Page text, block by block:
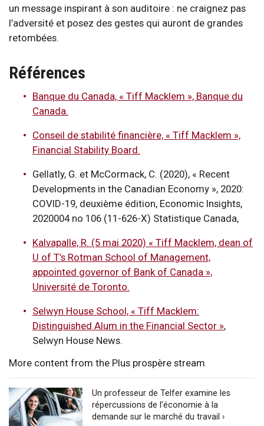
un message inspirant à son auditoire : ne craignez pas
l’adversité et posez des gestes qui auront de grandes
retombées.
Références
Banque du Canada, « Tiff Macklem », Banque du
Canada.
Conseil de stabilité financière, « Tiff Macklem »,
Financial Stability Board.
Gellatly, G. et McCormack, C. (2020), « Recent
Developments in the Canadian Economy », 2020:
COVID-19, deuxième édition, Economic Insights,
2020004 no 106 (11-626-X) Statistique Canada,
Kalvapalle, R. (5 mai 2020) « Tiff Macklem, dean of
U of T’s Rotman School of Management,
appointed governor of Bank of Canada »,
Université de Toronto.
Selwyn House School, « Tiff Macklem:
Distinguished Alum in the Financial Sector »,
Selwyn House News.
More content from the Plus prospère stream
Un professeur de Telfer examine les
répercussions de l’économie à la
demande sur le marché du travail ›